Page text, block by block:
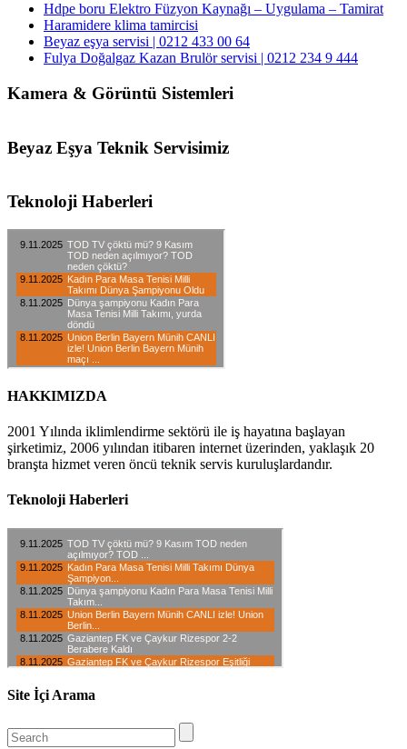
Hdpe boru Elektro Füzyon Kaynağı – Uygulama – Tamirat
Haramidere klima tamircisi
Beyaz eşya servisi | 0212 433 00 64
Fulya Doğalgaz Kazan Brulör servisi | 0212 234 9 444
Kamera & Görüntü Sistemleri
Beyaz Eşya Teknik Servisimiz
Teknoloji Haberleri
HAKKIMIZDA
2001 Yılında iklimlendirme sektörü ile iş hayatına başlayan
şirketimiz, 2006 yılından itibaren internet üzerinden, yaklaşık 20
branşta hizmet veren öncü teknik servis kuruluşlardandır.
Teknoloji Haberleri
Site İçi Arama